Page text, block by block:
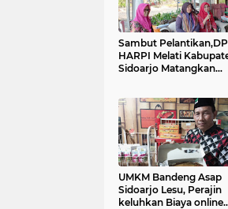
Sambut
HARPI Melati
Sidoarjo Matangkan
UMKM Bandeng Asap
Sidoarjo Lesu, Perajin
keluhkan Biaya online